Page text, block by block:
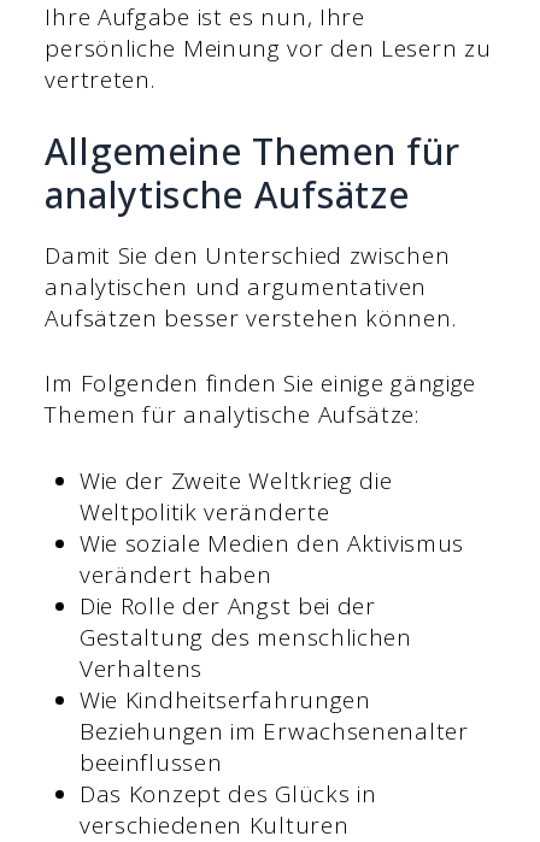
Ihre Aufgabe ist es nun, Ihre
persönliche Meinung vor den Lesern zu
vertreten.
Allgemeine Themen für
analytische Aufsätze
Damit Sie den Unterschied zwischen
analytischen und argumentativen
Aufsätzen besser verstehen können.
Im Folgenden finden Sie einige gängige
Themen für analytische Aufsätze:
Wie der Zweite Weltkrieg die
Weltpolitik veränderte
Wie soziale Medien den Aktivismus
verändert haben
Die Rolle der Angst bei der
Gestaltung des menschlichen
Verhaltens
Wie Kindheitserfahrungen
Beziehungen im Erwachsenenalter
beeinflussen
Das Konzept des Glücks in
verschiedenen Kulturen